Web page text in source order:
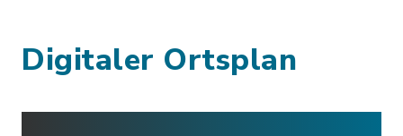
Digitaler Ortsplan